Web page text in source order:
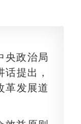
央政治局
提出，
革发展道